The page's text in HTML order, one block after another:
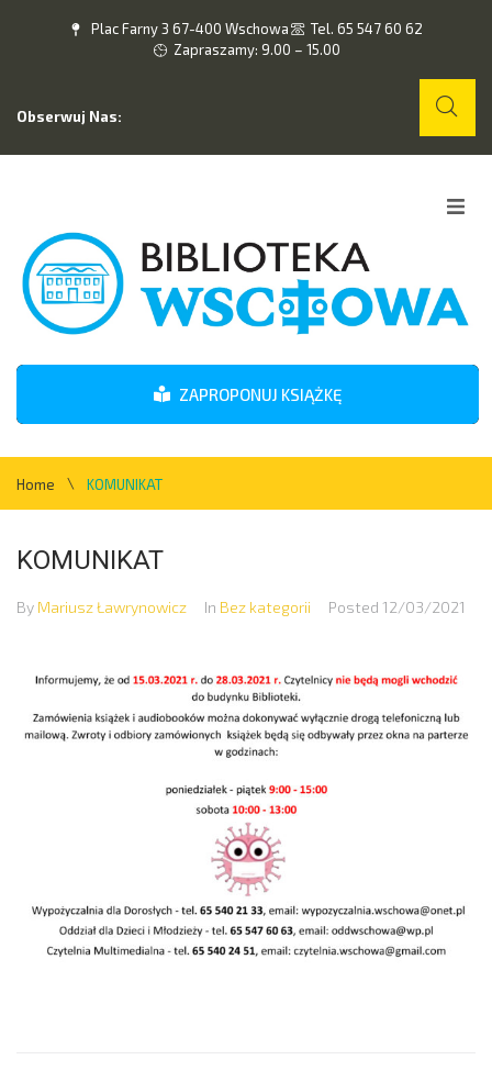
Plac Farny 3 67-400 Wschowa
Tel. 65 547 60 62
Zapraszamy: 9.00 – 15.00
Obserwuj Nas:
O nas
Wydarzenia
Kontakt
ZAPROPONUJ KSIĄŻKĘ
Home \ KOMUNIKAT
KOMUNIKAT
By Mariusz Ławrynowicz In Bez kategorii Posted 12/03/2021